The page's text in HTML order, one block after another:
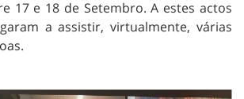
17 e 18 de Setembro. A estes actos
a assistir, virtualmente, várias